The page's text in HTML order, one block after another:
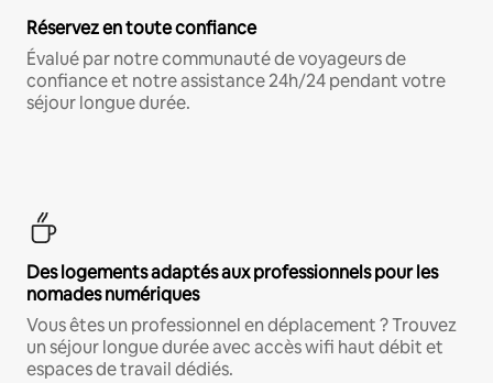
Réservez en toute confiance
Évalué par notre communauté de voyageurs de
confiance et notre assistance 24h/24 pendant votre
séjour longue durée.
Des logements adaptés aux professionnels pour les
nomades numériques
Vous êtes un professionnel en déplacement ? Trouvez
un séjour longue durée avec accès wifi haut débit et
espaces de travail dédiés.